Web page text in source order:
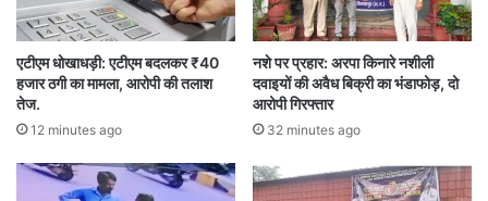
आकाश निषाद को निलंबित कर दिया है।
जानकारी के अनुसार, आरक्षक आकाश निषाद के खिलाफ
पहले भी अवैध वसूली की शिकायतें हुई थीं। तखतपुर के
परसाकापा बराही में ग्रामीणों ने उसे अवैध वसूली के आरोप में
पकड़कर पीटा था, जिसमें वह घायल भी हुआ था। इस
एटीएम धोखाधड़ी: एटीएम बदलकर ₹40
हजार ठगी का मामला, आरोपी की तलाश
तेज.
12 minutes ago
नशे पर प्रहार: अरपा किनारे नशीली
दवाइयों की अवैध बिक्री का भंडाफोड़, दो
आरोपी गिरफ्तार
32 minutes ago